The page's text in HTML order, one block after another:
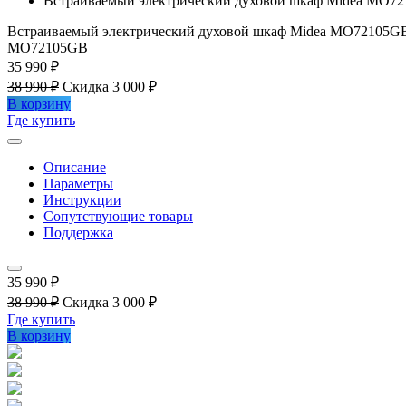
Встраиваемый электрический духовой шкаф Midea
MO72105GB
35 990 ₽
38 990 ₽ Скидка 3 000 ₽
В корзину
Где купить
Описание
Параметры
Инструкции
Сопутствующие товары
Поддержка
35 990 ₽
38 990 ₽ Скидка 3 000 ₽
Где купить
В корзину